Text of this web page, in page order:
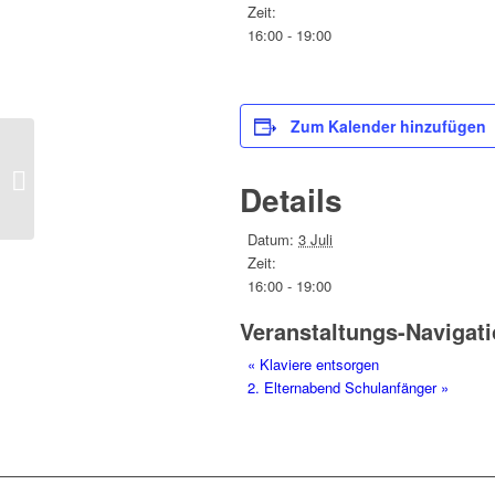
Zeit:
16:00 - 19:00
Zum Kalender hinzufügen
Details
Datum: 3 Juli
Zeit:
16:00 - 19:00
Veranstaltungs-
« Klaviere entsorgen
2. Elternabend Schulanfänger »